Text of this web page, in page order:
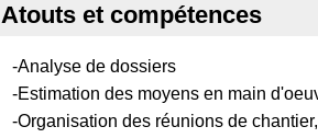
Atouts et compétences
-Analyse de dossiers
-Estimation des moyens en main
-Organisation des réunions de chantier,